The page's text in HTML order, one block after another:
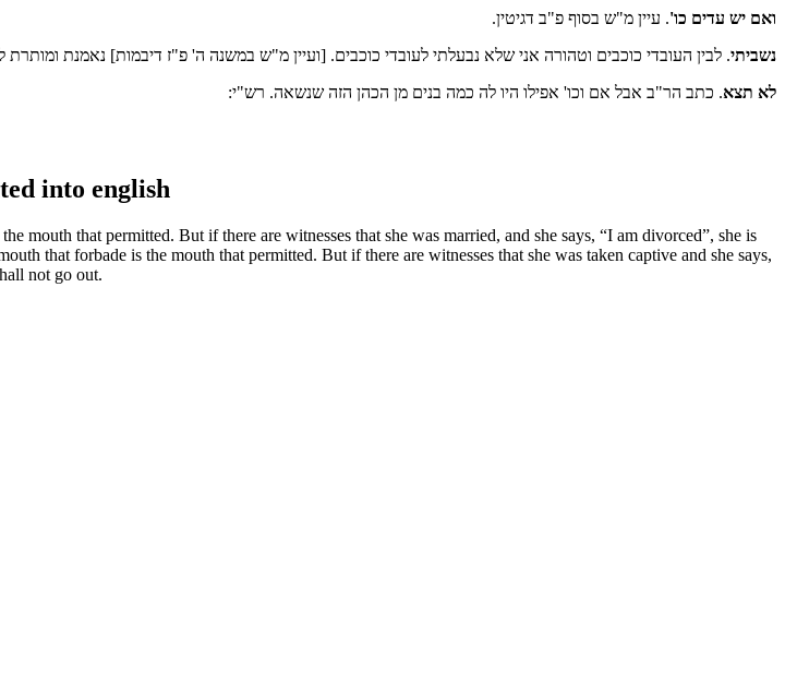
ואם יש עדים כו'. עיין מ"ש בסוף פ"ב דגיטין.
נשביתי. לבין העובדי כוכבים וטהורה אני שלא נבעלתי לעובדי כוכבים. [ועיין מ"ש במשנה ה' פ"ז דיבמות] נאמנת ומותרת
לא תצא. כתב הר"ב אבל אם וכו' אפילו היו לה כמה בנים מן הכהן הזה שנשאה. רש"י:
into english
mouth that permitted. But if there are witnesses that she was married, and she says, “I am divorced”, she is
that forbade is the mouth that permitted. But if there are witnesses that she was taken captive and she says,
not go out.